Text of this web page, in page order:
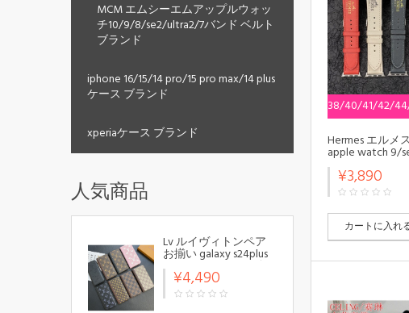
MCM エムシーエムアップルウォッ
チ10/9/8/se2/ultra2/7バンド ベルト
ブランド
iphone 16/15/14 pro/15 pro max/14 plus
ケース ブランド
xperiaケース ブランド
人気商品
Lv ルイヴィトンペア
お揃い galaxy s24plus
s24 s23 s22ケース ギャ
ラクシーS24ウルトラ
s23ケース ファッショ
ン メンズ個性潮
¥4,490
38/40/41/42/
2024
Hermes エルメ
apple watch 9/
ンド Apple
ルウォッチ 8/
トラップ ファ
人愛用 アップル
バンド 調節可能
¥3,890
カートに入れ